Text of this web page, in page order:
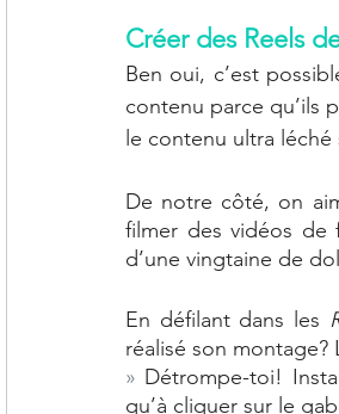
Créer des Reels
Ben oui, c’est
contenu parce qu’ils
le contenu ultra
De notre côté, on
filmer des vidéos de
d’une vingtaine de
En défilant dans les
réalisé son
» Détrompe-toi!
qu’à cliquer sur le